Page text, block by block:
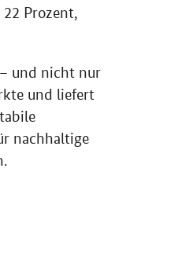
Prozent,
und nicht nur
und liefert
nachhaltige